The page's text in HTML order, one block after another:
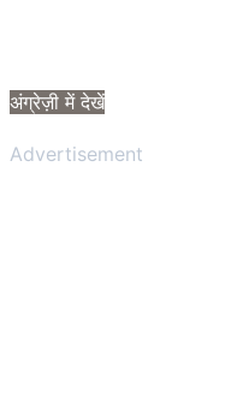
अंग्रेज़ी में देखें
Advertisement